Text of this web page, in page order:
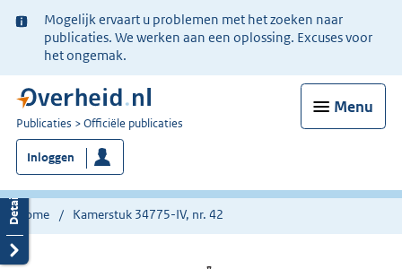
Ter
informatie:
Mogelijk ervaart u problemen met het zoeken naar
publicaties. We werken aan een oplossing. Excuses voor
het ongemak.
Menu
U
bent
nu
hier:
Publicaties Officiële publicaties
Inloggen
Home Kamerstuk 34775-IV, nr. 42